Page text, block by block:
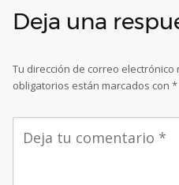
Deja una
Tu dirección de correo electrónico
obligatorios están marcados con *